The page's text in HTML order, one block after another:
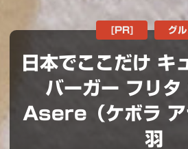
日本でここだけ キ
バーガー フリ
Asere（ケボラ ア
羽
[PR] グ